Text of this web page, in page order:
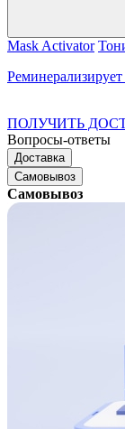
Mask Activator
ПОЛУЧИТЬ
Вопросы-ответы
Доставка
Самовывоз
Самовывоз